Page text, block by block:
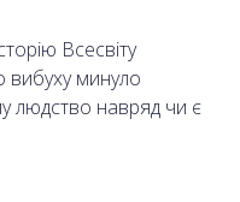
Всесвіту
минуло
людство навряд чи є